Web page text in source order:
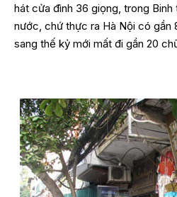
hát cửa đình 36 giọng, trong
nước, chứ thực ra Hà Nội có gần
sang thế kỷ mới mất đi gần 20